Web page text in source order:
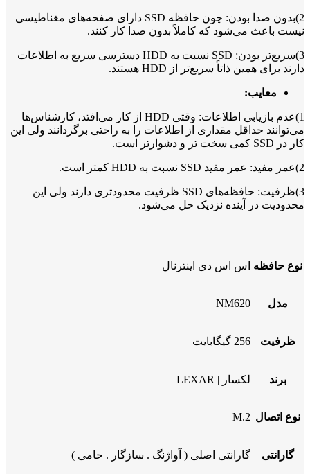
2)بدون صدا بودن: چون حافظه SSD دارای صفحه‌های مغناطیسی
نیست باعث می‌شود که کاملاً بدون صدا کار کنند.
3)سریع‌تر بودن: SSD نسبت به HDD دسترسی سریع به اطلاعات
دارند برای همین ذاتاً سریع‌تر از HDD هستند.
معایب:
1)عدم بازیابی اطلاعات: وقتی HDD از کار می‌افتد، کارشناس‌ها
می‌توانند حداقل مقداری از اطلاعات را به راحتی برگردانند ولی این
کار در SSD کمی سخت تر و دشوارتر است.
2)عمر مفید: عمر مفید SSD‌ نسبت به HDD کمتر است.
3)ظرفیت: حافظه‌های SSD ظرفیت محدودتری دارند ولی این
محدودیت در آینده نزدیک حل می‌شود.
نوع حافظه اس اس دی اینترنال
مدل NM620
ظرفیت 256 گیگابایت
برند لکسار | LEXAR
نوع اتصال M.2
گارانتی گارانتی اصلی ( آواژنگ . سازگار . حامی )